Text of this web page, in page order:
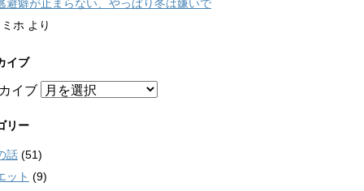
避癖が止まらない、やっぱり冬は嫌いで
ミホ より
イブ
イブ
リー
話 (51)
ット (9)